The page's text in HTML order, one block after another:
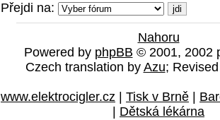
Přejdi na:
Nahoru
Powered by phpBB © 2001, 2002
Czech translation by Azu;
www.elektrocigler.cz Tisk v Brně
Dětská lékárna